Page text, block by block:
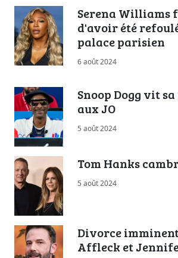
Serena Williams
d'avoir été
palace parisien
6 août 2024
Snoop Dogg vit
aux JO
5 août 2024
Tom Hanks
5 août 2024
Divorce
Affleck et